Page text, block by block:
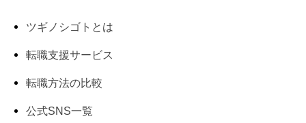
ツギノシゴトとは
転職支援サービス
転職方法の比較
公式SNS一覧